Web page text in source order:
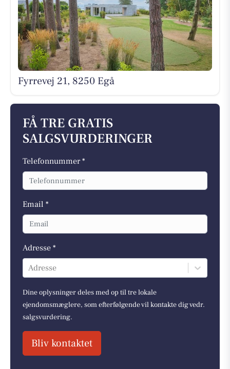
Fyrrevej 21, 8250 Egå
FÅ TRE GRATIS
SALGSVURDERINGER
Telefonnummer *
Email *
Adresse *
Adresse
Dine oplysninger deles med op til tre lokale
ejendomsmæglere, som efterfølgende vil kontakte dig vedr.
salgsvurdering.
Bliv kontaktet